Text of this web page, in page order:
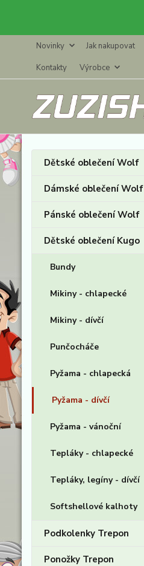
Novinky Jak nakupovat
Kontakty
Výrobce
Dětské oblečení Wolf
Dámské oblečení Wolf
Pánské oblečení Wolf
Dětské oblečení Kugo
Bundy
Mikiny - chlapecké
Mikiny - dívčí
Punčocháče
Pyžama - chlapecká
Pyžama - dívčí
Pyžama - vánoční
Tepláky - chlapecké
Tepláky, legíny - dívčí
Softshellové kalhoty
Podkolenky Trepon
Ponožky Trepon